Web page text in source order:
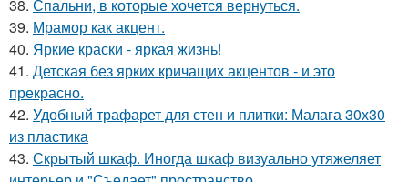
38. Спальни, в которые хочется вернуться.
39. Мрамор как акцент.
40. Яркие краски - яркая жизнь!
41. Детская без ярких кричащих акцентов - и это
прекрасно.
42. Удобный трафарет для стен и плитки: Малага 30х30
из пластика
43. Скрытый шкаф. Иногда шкаф визуально утяжеляет